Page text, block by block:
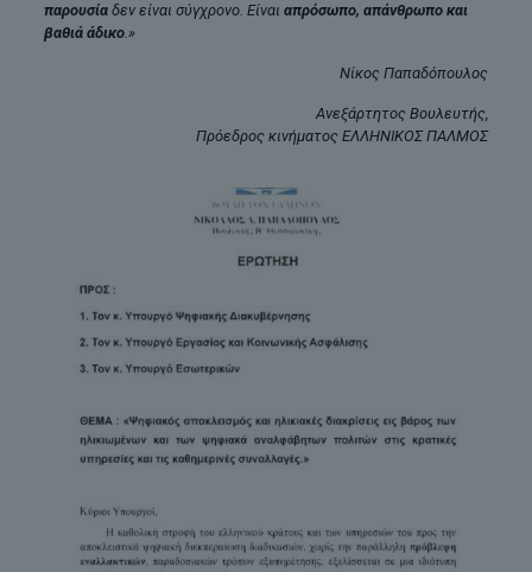
παρουσίαδεν είναι σύγχρονο. Είναι απρόσωπο, απάνθρωπο και
βαθιά άδικο.»
Νίκος Παπαδόπουλος
Ανεξάρτητος Βουλευτής,
Πρόεδρος κινήματος ΕΛΛΗΝΙΚΟΣ ΠΑΛΜΟΣ